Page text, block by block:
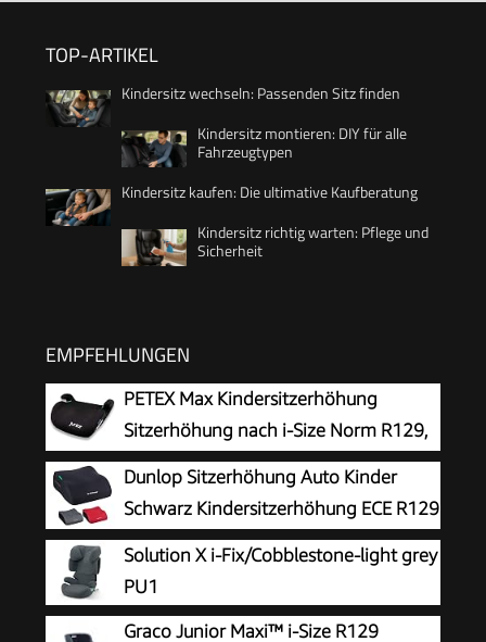
TOP-ARTIKEL
Kindersitz wechseln: Passenden Sitz finden
Kindersitz montieren: DIY für alle
Fahrzeugtypen
Kindersitz kaufen: Die ultimative Kaufberatung
Kindersitz richtig warten: Pflege und
Sicherheit
EMPFEHLUNGEN
PETEX Max Kindersitzerhöhung
Sitzerhöhung nach i-Size Norm R129,
Kindersitz/Autositz für Kinder, schwarz,
1 Stück
Dunlop Sitzerhöhung Auto Kinder
Schwarz Kindersitzerhöhung ECE R129
- Ergonomischer Kindersitz Ab 3 Jahre
- Kinderautositz Mit Waschbarem Bezug -
Sitzkissen Auto Für Kinder 135-150 cm
Solution X i-Fix/Cobblestone-light grey
PU1
Graco Junior Maxi™ i-Size R129